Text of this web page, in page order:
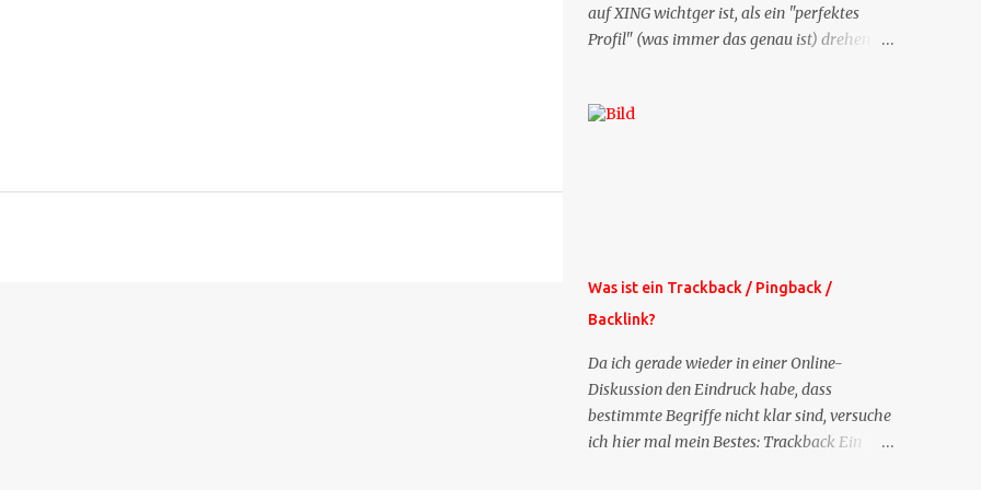
auf XING wichtger ist, als ein "perfektes
Profil" (was immer das genau ist) drehen
es jetzt die Profil-Fragen zu XING als eigene
Weitere Mailangebote dieser Art sehen Sie
auf meiner XING-Seite oder hier oben rechts
im Blog. Die Profilfragen werde ich
mittelfristig aus der normalen XING-Tipp-
Mail entfernen, da ich sie so nur an einer
Stelle pflegen muss.
Was ist ein Trackback / Pingback /
Backlink?
Da ich gerade wieder in einer Online-
Diskussion den Eindruck habe, dass
bestimmte Begriffe nicht klar sind, versuche
ich hier mal mein Bestes: Trackback Ein